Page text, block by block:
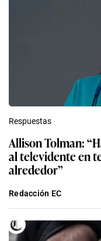
Allison Tolman:
al televidente en
alrededor”
Redacción EC